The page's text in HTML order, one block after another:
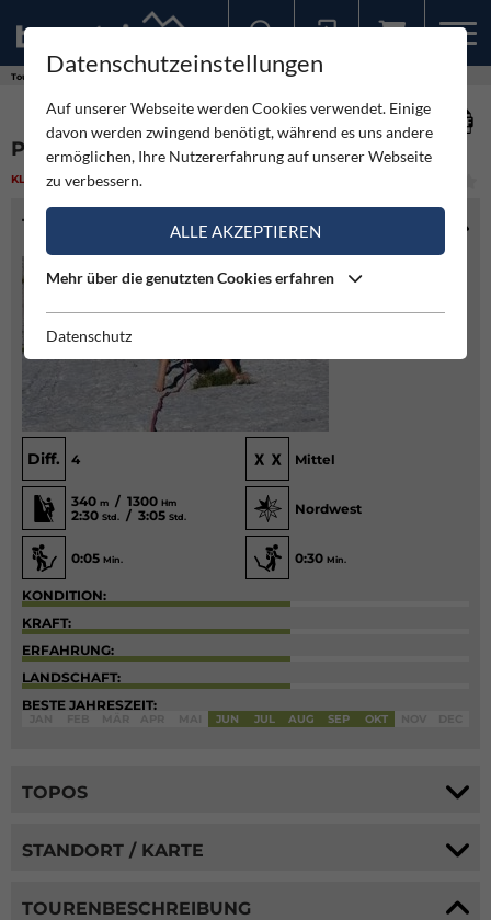
Touren
PLATTENVARIANTE
KLETTERN LEICHT
TOURENINFO
Diff. 4 Mittel
340 m / 1300 Hm
2:30 Std. / 3:05 Std.
Nordwest
0:05 Min. 0:30 Min.
KONDITION:
KRAFT:
ERFAHRUNG:
LANDSCHAFT:
BESTE JAHRESZEIT:
JUN JUL AUG SEP OKT
TOPOS
STANDORT / KARTE
TOURENBESCHREIBUNG
Datenschutzeinstellungen
Auf unserer Webseite werden Cookies verwendet. Einige
davon werden zwingend benötigt, während es uns andere
ermöglichen, Ihre Nutzererfahrung auf unserer Webseite
zu verbessern.
ALLE AKZEPTIEREN
Mehr über die genutzten Cookies erfahren
Datenschutz